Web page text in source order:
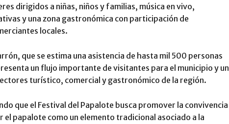
dirigidos a niñas, niños y familias, música en vivo,
y una zona gastronómica con participación de
locales.
que se estima una asistencia de hasta mil 500 personas
un flujo importante de visitantes para el municipio y un
turístico, comercial y gastronómico de la región.
que el Festival del Papalote busca promover la convivencia
el papalote como un elemento tradicional asociado a la